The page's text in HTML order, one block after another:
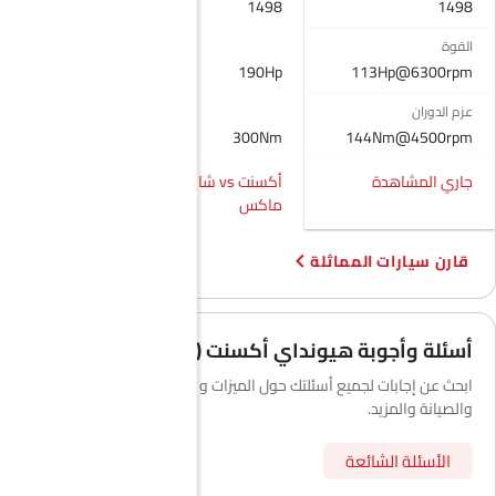
ساعة رقمية
ارتفاع مقعد السائق قابل للتعديل
توزيع قوة الفرامل إلكترونيًا (EBD)
شاشة تعمل باللمس
مقاعد مدفأة - أمامية
كاميرا خلفية
سقف الشمس
أغطية العجلات
أضواء الضباب الخلفية
أقفال باب الطاقة
سقف القمر
مسند ذراع للكونسول الوسطي
مرايا جانبية مدفأة
1498
1498
القوة
113Hp@6300rpm
190Hp
عزم الدوران
144Nm@4500rpm
300Nm
جاري المشاهدة
أكسنت vs شاين
ماكس
قارن سيارات المماثلة
أسئلة وأجوبة هيونداي أكسنت (الأسئلة الشائعة)
ابحث عن إجابات لجميع أسئلتك حول الميزات و المواصفات و الأداء
والصيانة والمزيد.
الأسئلة الشائعة